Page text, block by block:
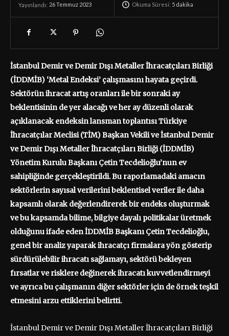
Yayınlandı: 26 Temmuz 2023 Okuma Süresi: 5 dakika
İstanbul Demir ve Demir Dışı Metaller İhracatçıları Birliği
(İDDMİB) ‘Metal Endeksi’ çalışmasını hayata geçirdi.
Sektörün ihracat artış oranları ile bir sonraki ay
beklentisinin de yer alacağı ve her ay düzenli olarak
açıklanacak endeksin lansman toplantısı Türkiye
İhracatçılar Meclisi (TİM) Başkan Vekili ve İstanbul Demir
ve Demir Dışı Metaller İhracatçıları Birliği (İDDMİB)
Yönetim Kurulu Başkanı Çetin Tecdelioğlu’nun ev
sahipliğinde gerçekleştirildi. Bu raporlamadaki amacın
sektörlerin sayısal verilerini beklentisel veriler ile daha
kapsamlı olarak değerlendirerek bir endeks oluşturmak
ve bu kapsamda bilime, bilgiye dayalı politikalar üretmek
olduğunu ifade eden İDDMİB Başkanı Çetin Tecdelioğlu,
genel bir analiz yaparak ihracatçı firmalara yön gösterip
sürdürülebilir ihracatı sağlamayı, sektörü bekleyen
fırsatlar ve risklere değinerek ihracatı kuvvetlendirmeyi
ve ayrıca bu çalışmanın diğer sektörler için de örnek teşkil
etmesini arzu ettiklerini belirtti.
İstanbul Demir ve Demir Dışı Metaller İhracatçıları Birliği